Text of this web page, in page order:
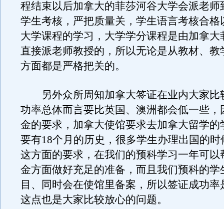
程结束以后加拿大的菲莎河谷大学会派老师
学生考核，严把质量关，学生语言考核合格
大学课程的学习，大学学分课程是由加拿大
直接派老师教授的，所以无论是从教材、教
方面都是严格把关的。
另外众所周知加拿大签证在业内大家比
功率总体而言要比英国、澳洲都会低一些，
金的要求，加拿大使馆要求去加拿大留学的
要有18个月的历史，很多学生办理出国的
这方面的要求，在我们的预科学习一年可以
金方面做好充足的准备，而且我们预科的学
目、同时会在使馆里备案，所以签证成功率
这点也是大家比较放心的问题。